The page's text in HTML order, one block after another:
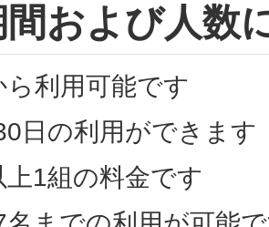
および人数
ら利用可能です
日の利用ができます
上1組の料金です